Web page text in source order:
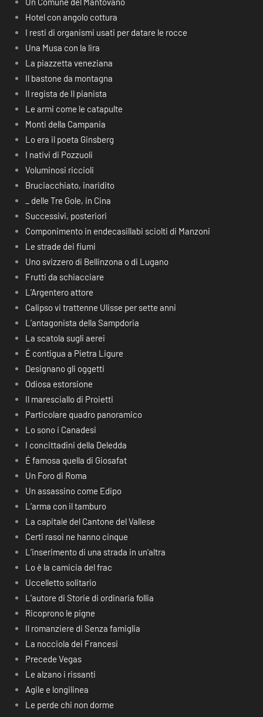
Hotel con angolo cottura
I resti di organismi usati per datare le rocce
Una Musa con la lira
La piazzetta veneziana
Il bastone da montagna
Il regista de Il pianista
Le armi come le catapulte
Monti della Campania
Lo era il poeta Ginsberg
I nativi di Pozzuoli
Voluminosi riccioli
Bruciacchiato, inaridito
_ delle Tre Gole, in Cina
Successivi, posteriori
Componimento in endecasillabi sciolti di Manzoni
Le strade dei fiumi
Uno svizzero di Bellinzona o di Lugano
Frutti da schiacciare
L’Argentero attore
Calipso vi trattenne Ulisse per sette anni
L’antagonista della Sampdoria
La scatola sugli aerei
É contigua a Pietra Ligure
Designano gli oggetti
Odiosa estorsione
Il maresciallo di Proietti
Particolare quadro panoramico
Lo sono i Canadesi
I concittadini della Deledda
É famosa quella di Giosafat
Un Foro di Roma
Un assassino come Edipo
L’arma con il tamburo
La capitale del Cantone del Vallese
Certi rasoi ne hanno cinque
L’inserimento di una strada in un’altra
Lo è la camicia del frac
Uccelletto solitario
L’autore di Storie di ordinaria follia
Ricoprono le pigne
Il romanziere di Senza famiglia
La nocciola dei Francesi
Precede Vegas
Le alzano i rissanti
Agile e longilinea
Le perde chi non dorme